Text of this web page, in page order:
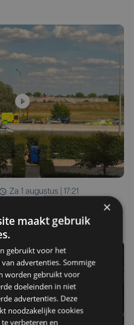
za 1 augustus | 17:21
in Izegem: drie rijstroken
×
maakt gebruik
gebruikt voor het
advertenties. Sommige
worden gebruikt voor
doeleinden in niet
advertenties. Deze
noodzakelijke cookies
verbeteren en